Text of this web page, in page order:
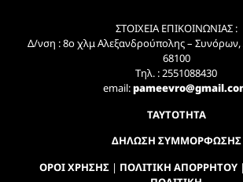
ΣΤΟΙΧΕΙΑ ΕΠΙΚΟΙΝΩΝΙΑΣ :
Δ/νση : 8ο χλμ Αλεξανδρούπολης –
68100
Τηλ. : 2551088430
email:
ΤΑΥΤΟΤΗΤΑ
ΔΗΛΩΣΗ ΣΥΜΜΟΡΦΩΣΗΣ
ΟΡΟΙ ΧΡΗΣΗΣ| ΠΟΛΙΤΙΚΗ ΑΠΟΡΡΗΤΟΥ|